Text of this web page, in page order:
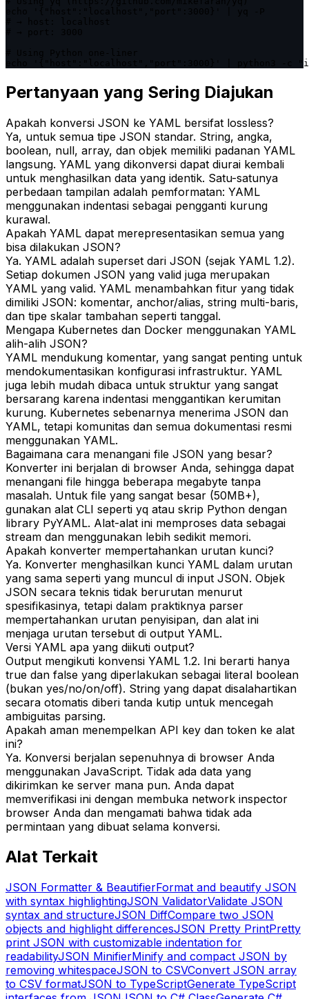
echo '{"host":"localhost","port":3000}' | python3 -c
Pertanyaan yang Sering Diajukan
Apakah konversi JSON ke YAML bersifat lossless?
Ya, untuk semua tipe JSON standar. String, angka,
boolean, null, array, dan objek memiliki padanan YAML
langsung. YAML yang dikonversi dapat diurai kembali
untuk menghasilkan data yang identik. Satu-satunya
perbedaan tampilan adalah pemformatan: YAML
menggunakan indentasi sebagai pengganti kurung
kurawal.
Apakah YAML dapat merepresentasikan semua yang
bisa dilakukan JSON?
Ya. YAML adalah superset dari JSON (sejak YAML 1.2).
Setiap dokumen JSON yang valid juga merupakan
YAML yang valid. YAML menambahkan fitur yang tidak
dimiliki JSON: komentar, anchor/alias, string multi-baris,
dan tipe skalar tambahan seperti tanggal.
Mengapa Kubernetes dan Docker menggunakan YAML
alih-alih JSON?
YAML mendukung komentar, yang sangat penting untuk
mendokumentasikan konfigurasi infrastruktur. YAML
juga lebih mudah dibaca untuk struktur yang sangat
bersarang karena indentasi menggantikan kerumitan
kurung. Kubernetes sebenarnya menerima JSON dan
YAML, tetapi komunitas dan semua dokumentasi resmi
menggunakan YAML.
Bagaimana cara menangani file JSON yang besar?
Konverter ini berjalan di browser Anda, sehingga dapat
menangani file hingga beberapa megabyte tanpa
masalah. Untuk file yang sangat besar (50MB+),
gunakan alat CLI seperti yq atau skrip Python dengan
library PyYAML. Alat-alat ini memproses data sebagai
stream dan menggunakan lebih sedikit memori.
Apakah konverter mempertahankan urutan kunci?
Ya. Konverter menghasilkan kunci YAML dalam urutan
yang sama seperti yang muncul di input JSON. Objek
JSON secara teknis tidak berurutan menurut
spesifikasinya, tetapi dalam praktiknya parser
mempertahankan urutan penyisipan, dan alat ini
menjaga urutan tersebut di output YAML.
Versi YAML apa yang diikuti output?
Output mengikuti konvensi YAML 1.2. Ini berarti hanya
true dan false yang diperlakukan sebagai literal boolean
(bukan yes/no/on/off). String yang dapat disalahartikan
secara otomatis diberi tanda kutip untuk mencegah
ambiguitas parsing.
Apakah aman menempelkan API key dan token ke alat
ini?
Ya. Konversi berjalan sepenuhnya di browser Anda
menggunakan JavaScript. Tidak ada data yang
dikirimkan ke server mana pun. Anda dapat
memverifikasi ini dengan membuka network inspector
browser Anda dan mengamati bahwa tidak ada
permintaan yang dibuat selama konversi.
Alat Terkait
JSON Formatter & BeautifierFormat and beautify JSON
with syntax highlightingJSON ValidatorValidate JSON
syntax and structureJSON DiffCompare two JSON
objects and highlight differencesJSON Pretty PrintPretty
print JSON with customizable indentation for
readabilityJSON MinifierMinify and compact JSON by
removing whitespaceJSON to CSVConvert JSON array
to CSV formatJSON to TypeScriptGenerate TypeScript